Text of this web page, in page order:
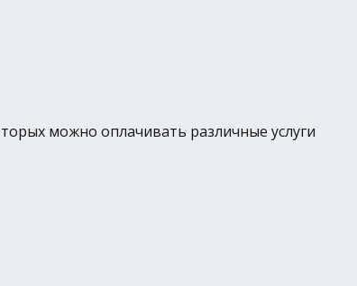
можно оплачивать различные услуги